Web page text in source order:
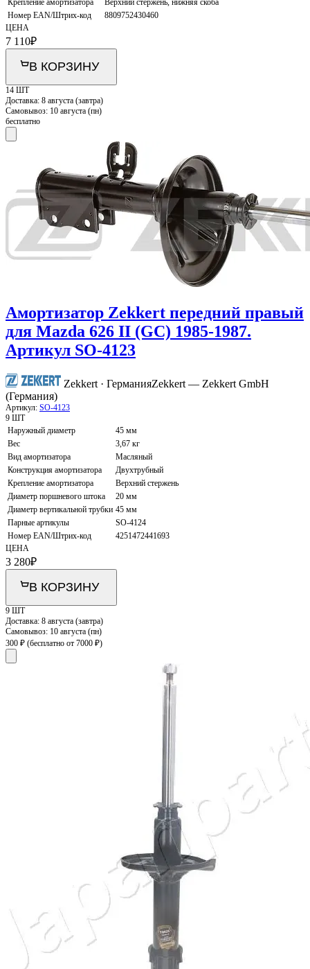
Крепление амортизатора
Верхний стержень, нижняя скоба
Номер EAN/Штрих-код
8809752430460
ЦЕНА
7 110₽
В КОРЗИНУ
14 ШТ
Доставка: 8 августа (завтра)
Самовывоз: 10 августа (пн)
бесплатно
Амортизатор Zekkert передний правый
для Mazda 626 II (GC) 1985-1987.
Артикул SO-4123
Zekkert · ГерманияZekkert — Zekkert GmbH
(Германия)
Артикул: SO-4123
9 ШТ
Наружный диаметр
45 мм
Вес
3,67 кг
Вид амортизатора
Масляный
Конструкция амортизатора
Двухтрубный
Крепление амортизатора
Верхний стержень
Диаметр поршневого штока
20 мм
Диаметр вертикальной трубки 45 мм
Парные артикулы
SO-4124
Номер EAN/Штрих-код
4251472441693
ЦЕНА
3 280₽
В КОРЗИНУ
9 ШТ
Доставка: 8 августа (завтра)
Самовывоз: 10 августа (пн)
300 ₽ (бесплатно от 7000 ₽)